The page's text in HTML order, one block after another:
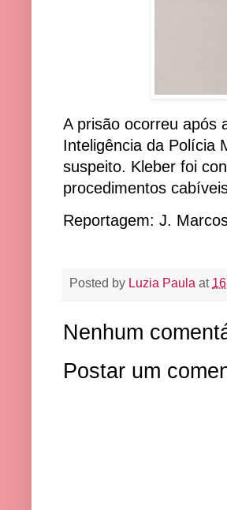
A prisão ocorreu após
Inteligência da Polícia
suspeito. Kleber foi
procedimentos
Reportagem: J.
Posted by Luzia Paula at
Nenhum
Postar um